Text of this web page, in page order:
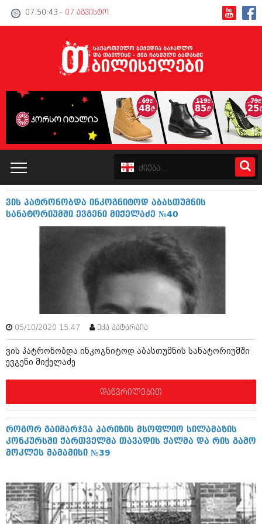
07:50:44 - 07 აგვისტო
ინტერვიუები
ამბები
საზოგადოება
მოდი, ვილაპარაკოთ
მოდა + დიზაინი
რელიგია
სპორტი
კადრს მიღმა
კატალოგი
მოდი, ვილაპარაკოთ
მოდა + დიზაინი
სპორტი
კადრს მიღმა
ავტორჩევები
ბელადები
ვის პატრონობდა ინკოგნიტოდ აბასთუმნის
სანატორიუმში ევგენი მიქელაძე №40
05/10/2020 15:47 ეკა პატარაია
ვის პატრონობდა ინკოგნიტოდ აბასთუმნის სანატორიუმში
ევგენი მიქელაძე
დაწვრილებით
როგორ გაიმარჯვა პარიზის მსოფლიო სილამაზის
კონკურსში ქართველმა თავადის ქალმა და რის გამო
მოკლეს მამამისი №39